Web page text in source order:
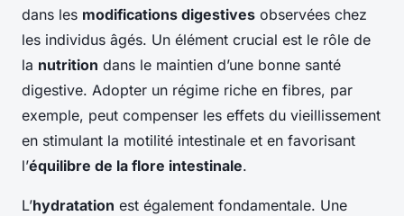
dans les modifications digestives observées chez
les individus âgés. Un élément crucial est le rôle de
la nutrition dans le maintien d’une bonne santé
digestive. Adopter un régime riche en fibres, par
exemple, peut compenser les effets du vieillissement
en stimulant la motilité intestinale et en favorisant
l’équilibre de la flore intestinale.
L’hydratation est également fondamentale. Une